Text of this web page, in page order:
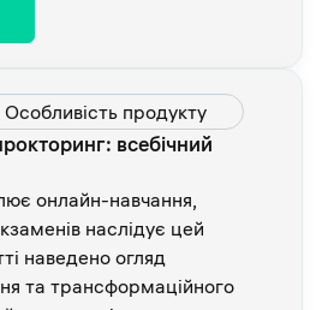
Особливість продукту
всебічний
онлайн-навчання,
наслідує цей
наведено огляд
та трансформаційного